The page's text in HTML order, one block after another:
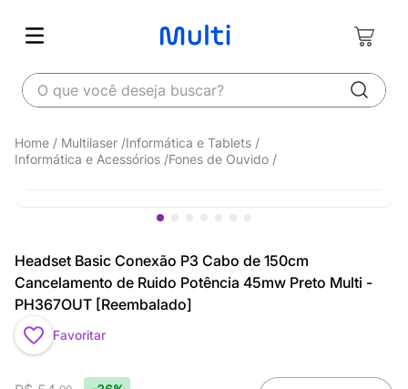
O que você deseja buscar?
Multilaser Informática e Tablets
Informática e Acessórios Fones de Ouvido
Headset Basic Conexão P3 Cabo de 150cm
Cancelamento de Ruido Potência 45mw Preto Multi -
PH367OUT [Reembalado]
Favoritar